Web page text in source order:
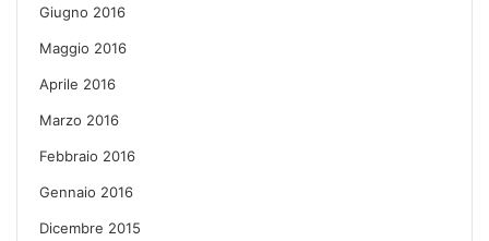
Giugno 2016
Maggio 2016
Aprile 2016
Marzo 2016
Febbraio 2016
Gennaio 2016
Dicembre 2015